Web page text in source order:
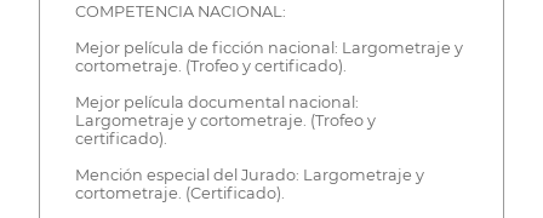
COMPETENCIA NACIONAL:
Mejor película de ficción nacional: Largometraje y
cortometraje. (Trofeo y certificado).
Mejor película documental nacional:
Largometraje y cortometraje. (Trofeo y
certificado).
Mención especial del Jurado: Largometraje y
cortometraje. (Certificado).